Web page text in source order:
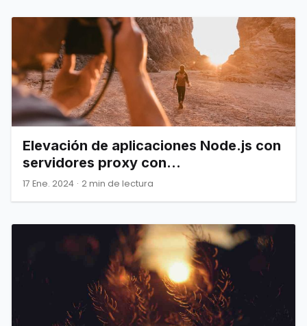
Elevación de aplicaciones Node.js con
servidores proxy con
implementaciones prácticas
17 Ene. 2024 · 2 min de lectura